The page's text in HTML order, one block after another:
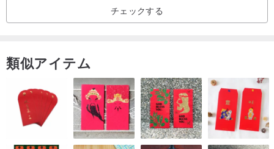
既製品ではなく、完全手縫いのキーホルスターです。
キーの数を比較してから注文してください。
写真の提供がない場合は、ご注文後に店頭スタイルでお作りします
ので、誤差がある場合はご自身で吸収してください
プラグインスタートキーの場合は必ずお知らせください、そうでな
い場合はご利用いただけませんのでご注意ください！ !
チェックする
類似アイテム